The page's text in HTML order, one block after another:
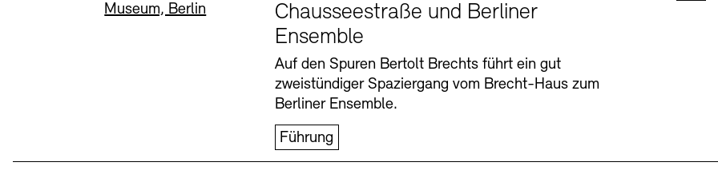
Museum, Berlin
Chausseestraße und Berliner
Ensemble
Auf den Spuren Bertolt Brechts führt ein gut
zweistündiger Spaziergang vom Brecht-Haus zum
Berliner Ensemble.
Führung